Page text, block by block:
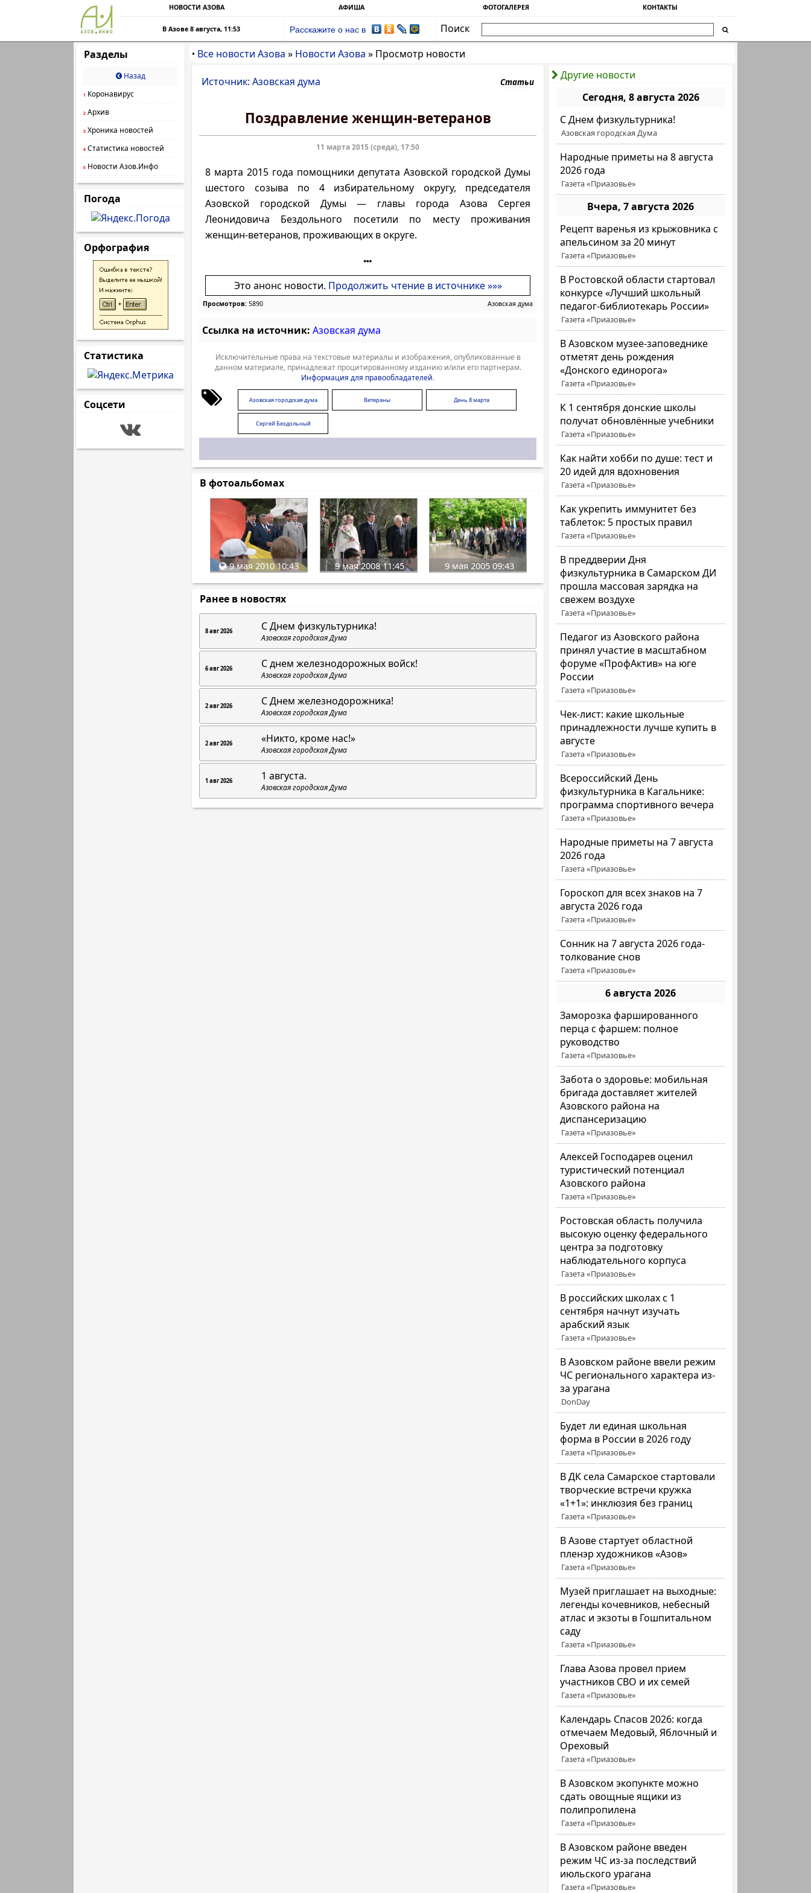
НОВОСТИ АЗОВА АФИША ФОТОГАЛЕРЕЯ КОНТАКТЫ
В Азове 8 августа, 11:53 Расскажите о нас в
Поиск
Разделы
Назад
1 Коронавирус
2 Архив
3 Хроника новостей
4 Статистика новостей
5 Новости Азов.Инфо
Погода
Орфография
Статистика
Соцсети
• Все новости Азова » Новости Азова » Просмотр новости
Другие новости
Сегодня, 8 августа 2026
C Днем физкультурника!
Азовская городская Дума
Народные приметы на 8 августа
2026 года
Газета «Приазовье»
Вчера, 7 августа 2026
Рецепт варенья из крыжовника с
апельсином за 20 минут
Газета «Приазовье»
В Ростовской области стартовал
конкурсе «Лучший школьный
педагог-библиотекарь России»
Газета «Приазовье»
В Азовском музее-заповеднике
отметят день рождения
«Донского единорога»
Газета «Приазовье»
К 1 сентября донские школы
получат обновлённые учебники
Газета «Приазовье»
Как найти хобби по душе: тест и
20 идей для вдохновения
Газета «Приазовье»
Как укрепить иммунитет без
таблеток: 5 простых правил
Газета «Приазовье»
В преддверии Дня
физкультурника в Самарском ДИ
прошла массовая зарядка на
свежем воздухе
Газета «Приазовье»
Педагог из Азовского района
принял участие в масштабном
форуме «ПрофАктив» на юге
России
Газета «Приазовье»
Чек-лист: какие школьные
принадлежности лучше купить в
августе
Газета «Приазовье»
Всероссийский День
физкультурника в Кагальнике:
программа спортивного вечера
Газета «Приазовье»
Народные приметы на 7 августа
2026 года
Газета «Приазовье»
Гороскоп для всех знаков на 7
августа 2026 года
Газета «Приазовье»
Сонник на 7 августа 2026 года-
толкование снов
Газета «Приазовье»
6 августа 2026
Заморозка фаршированного
перца с фаршем: полное
руководство
Газета «Приазовье»
Забота о здоровье: мобильная
бригада доставляет жителей
Азовского района на
диспансеризацию
Газета «Приазовье»
Алексей Господарев оценил
туристический потенциал
Азовского района
Газета «Приазовье»
Ростовская область получила
высокую оценку федерального
центра за подготовку
наблюдательного корпуса
Газета «Приазовье»
В российских школах с 1
сентября начнут изучать
арабский язык
Газета «Приазовье»
В Азовском районе ввели режим
ЧС регионального характера из-
за урагана
DonDay
Будет ли единая школьная
форма в России в 2026 году
Газета «Приазовье»
В ДК села Самарское стартовали
творческие встречи кружка
«1+1»: инклюзия без границ
Газета «Приазовье»
В Азове стартует областной
пленэр художников «Азов»
Газета «Приазовье»
Музей приглашает на выходные:
легенды кочевников, небесный
атлас и экзоты в Гошпитальном
саду
Газета «Приазовье»
Глава Азова провел прием
участников СВО и их семей
Газета «Приазовье»
Календарь Спасов 2026: когда
отмечаем Медовый, Яблочный и
Ореховый
Газета «Приазовье»
В Азовском экопункте можно
сдать овощные ящики из
полипропилена
Газета «Приазовье»
В Азовском районе введен
режим ЧС из-за последствий
июльского урагана
Газета «Приазовье»
Источник: Азовская дума Статьи
Поздравление женщин-ветеранов
11 марта 2015 (среда), 17:50
8 марта 2015 года помощники депутата Азовской городской Думы
шестого созыва по 4 избирательному округу, председателя
Азовской городской Думы — главы города Азова Сергея
Леонидовича Бездольного посетили по месту проживания
женщин-ветеранов, проживающих в округе.
Это анонс новости. Продолжить чтение в источнике »»»
Просмотров: 5890 Азовская дума
Ссылка на источник: Азовская дума
Исключительные права на текстовые материалы и изображения, опубликованные в
данном материале, принадлежат процитированному изданию и/или его партнерам.
Информация для правообладателей.
Азовская городская дума Ветераны День 8 марта
Сергей Бездольный
В фотоальбомах
9 мая 2010 10:43 9 мая 2008 11:45 9 мая 2005 09:43
Ранее в новостях
8 авг 2026 C Днем физкультурника!
Азовская городская Дума
6 авг 2026 С днем железнодорожных войск!
Азовская городская Дума
2 авг 2026 С Днем железнодорожника!
Азовская городская Дума
2 авг 2026 «Никто, кроме нас!»
Азовская городская Дума
1 авг 2026 1 августа.
Азовская городская Дума